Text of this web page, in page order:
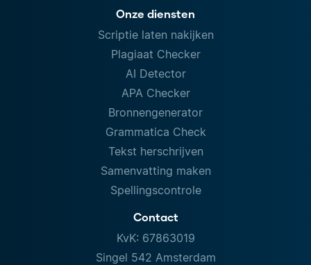
Onze diensten
Scriptie laten nakijken
Plagiaat Checker
AI Detector
APA Checker
Bronnengenerator
Grammatica Check
Tekst herschrijven
Samenvatting maken
Spellingscontrole
Contact
KvK: 67863019
Singel 542 Amsterdam